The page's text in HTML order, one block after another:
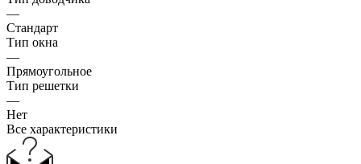
—
Стандарт
Тип окна
—
Прямоугольное
Тип решетки
—
Нет
Все характеристики